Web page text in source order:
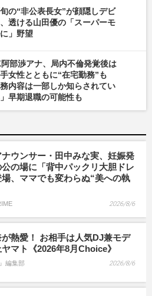
の“非公表長女”が顔隠しデビ
透ける山田優の「スーパーモ
」野望
部渉アナ、局内不倫発覚後は
女性とともに“在宅勤務”も
務内容は一部しか知らされてい
早期退職の可能性も
ウンサー・田中みな実、妊娠発
の場に「背中パックリ大胆ドレ
場、ママでも変わらぬ“美への執
2026/8/6
熱愛！ お相手は人気DJ兼モデ
マト《2026年8月Choice》
編集部 2026/8/6